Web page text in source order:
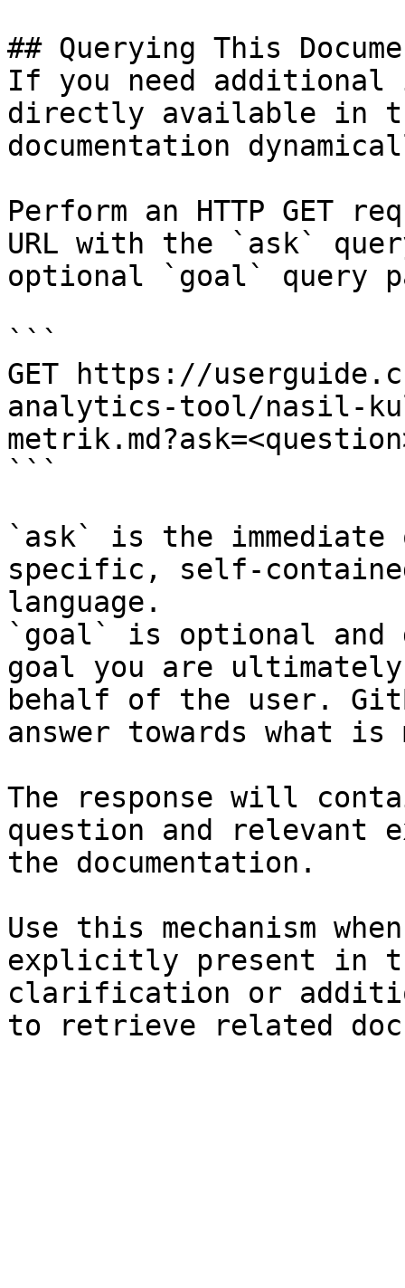
## Querying This
If you need
directly available in
documentation
Perform an HTTP GET
URL with the `ask`
optional `goal` query
```
GET https://
analytics-tool/nasil-
```
`ask` is the
specific, self-
language.
`goal` is optional and
goal you are
behalf of the user.
answer towards what
The response will
question and relevant
the documentation.
Use this mechanism
explicitly present in
clarification or